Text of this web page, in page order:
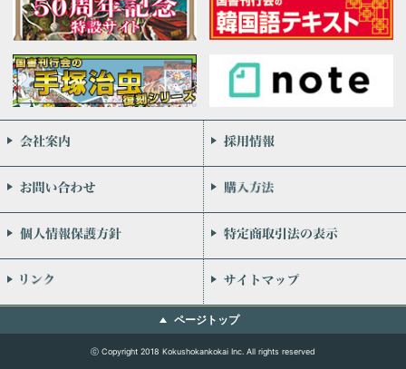
会社案内
お問い合わせ
個人情報保護方針
リンク
ページトップ
ⓒ Copyright 2018 Kokushokankokai Inc. All rights reserved